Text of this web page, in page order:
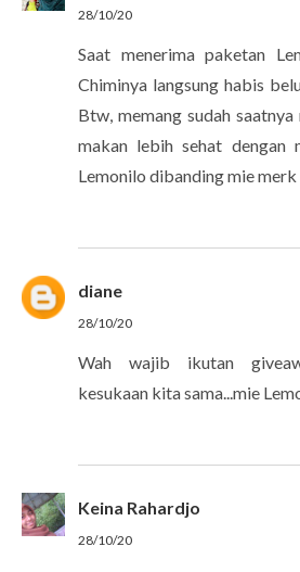
28/10/20
Saat menerima paketan
Chiminya langsung habis
Btw, memang sudah
makan lebih sehat dengan
Lemonilo dibanding mie merk
diane
28/10/20
Wah wajib ikutan
kesukaan kita sama...mie
Keina Rahardjo
28/10/20